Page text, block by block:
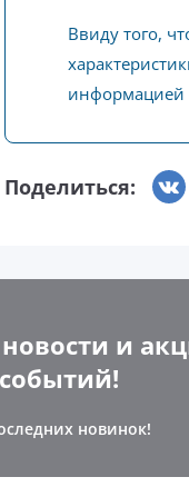
Ввиду того,
информацией
Поделиться:
и
новинок!